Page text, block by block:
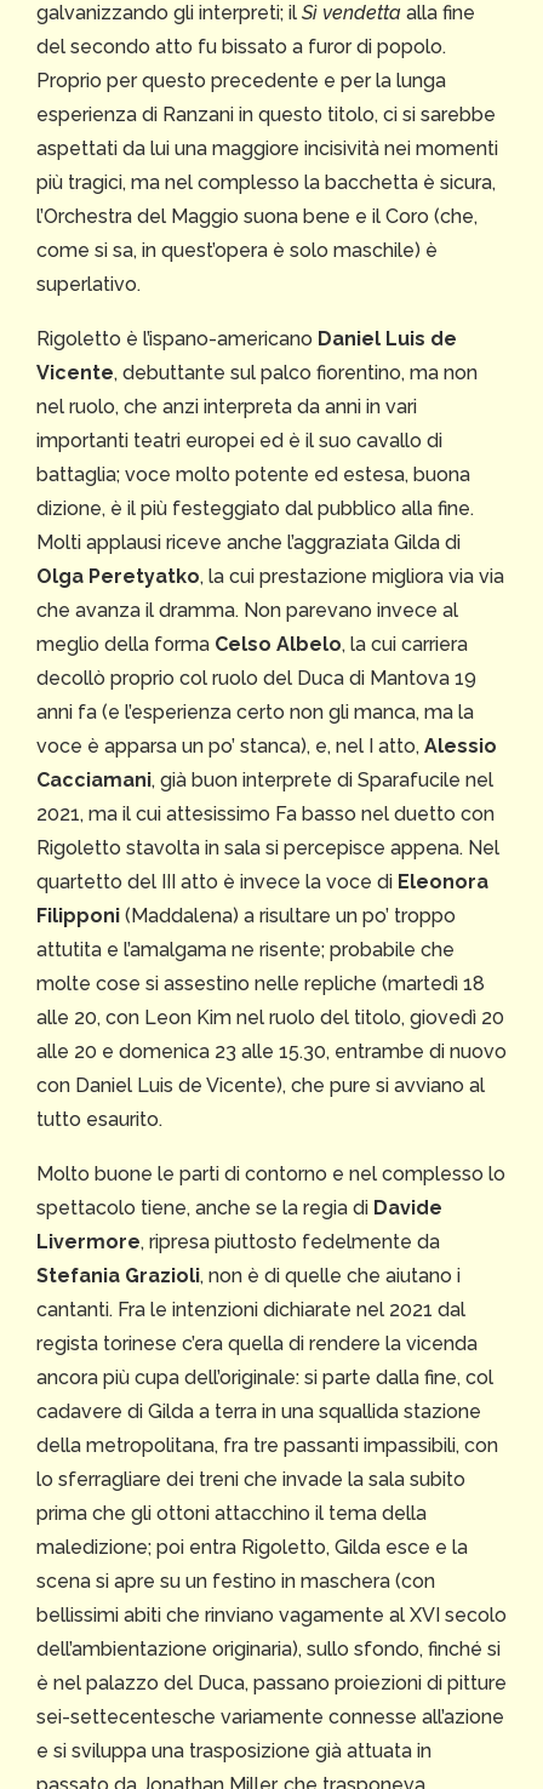
galvanizzando gli interpreti; il Sì vendetta alla fine
del secondo atto fu bissato a furor di popolo.
Proprio per questo precedente e per la lunga
esperienza di Ranzani in questo titolo, ci si sarebbe
aspettati da lui una maggiore incisività nei momenti
più tragici, ma nel complesso la bacchetta è sicura,
l’Orchestra del Maggio suona bene e il Coro (che,
come si sa, in quest’opera è solo maschile) è
superlativo.
Rigoletto è l’ispano-americano Daniel Luis de
Vicente, debuttante sul palco fiorentino, ma non
nel ruolo, che anzi interpreta da anni in vari
importanti teatri europei ed è il suo cavallo di
battaglia; voce molto potente ed estesa, buona
dizione, è il più festeggiato dal pubblico alla fine.
Molti applausi riceve anche l’aggraziata Gilda di
Olga Peretyatko, la cui prestazione migliora via via
che avanza il dramma. Non parevano invece al
meglio della forma Celso Albelo, la cui carriera
decollò proprio col ruolo del Duca di Mantova 19
anni fa (e l’esperienza certo non gli manca, ma la
voce è apparsa un po’ stanca), e, nel I atto, Alessio
Cacciamani, già buon interprete di Sparafucile nel
2021, ma il cui attesissimo Fa basso nel duetto con
Rigoletto stavolta in sala si percepisce appena. Nel
quartetto del III atto è invece la voce di Eleonora
Filipponi (Maddalena) a risultare un po’ troppo
attutita e l’amalgama ne risente; probabile che
molte cose si assestino nelle repliche (martedì 18
alle 20, con Leon Kim nel ruolo del titolo, giovedì 20
alle 20 e domenica 23 alle 15.30, entrambe di nuovo
con Daniel Luis de Vicente), che pure si avviano al
tutto esaurito.
Molto buone le parti di contorno e nel complesso lo
spettacolo tiene, anche se la regia di Davide
Livermore, ripresa piuttosto fedelmente da
Stefania Grazioli, non è di quelle che aiutano i
cantanti. Fra le intenzioni dichiarate nel 2021 dal
regista torinese c’era quella di rendere la vicenda
ancora più cupa dell’originale: si parte dalla fine, col
cadavere di Gilda a terra in una squallida stazione
della metropolitana, fra tre passanti impassibili, con
lo sferragliare dei treni che invade la sala subito
prima che gli ottoni attacchino il tema della
maledizione; poi entra Rigoletto, Gilda esce e la
scena si apre su un festino in maschera (con
bellissimi abiti che rinviano vagamente al XVI secolo
dell’ambientazione originaria), sullo sfondo, finché si
è nel palazzo del Duca, passano proiezioni di pitture
sei-settecentesche variamente connesse all’azione
e si sviluppa una trasposizione già attuata in